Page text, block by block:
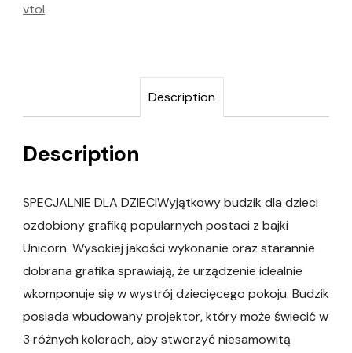
vtol
Description
Description
SPECJALNIE DLA DZIECIWyjątkowy budzik dla dzieci
ozdobiony grafiką popularnych postaci z bajki
Unicorn. Wysokiej jakości wykonanie oraz starannie
dobrana grafika sprawiają, że urządzenie idealnie
wkomponuje się w wystrój dziecięcego pokoju. Budzik
posiada wbudowany projektor, który może świecić w
3 różnych kolorach, aby stworzyć niesamowitą